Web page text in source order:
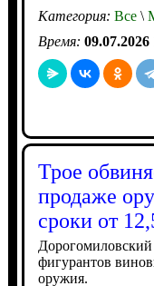
Категория: Все\
Время: 09.07.2026
Трое
продаже
сроки от
фигурантов
оружия.